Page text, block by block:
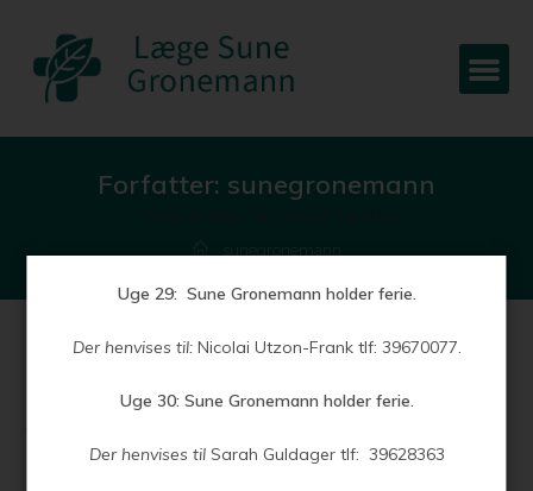
Forfatter: sunegronemann
Uge 29: Sune Gronemann holder ferie.
Der henvises til:Nicolai Utzon-Frank tlf: 39670077.
Uge 30: Sune Gronemann holder ferie.
Der henvises til Sarah Guldager tlf: 39628363